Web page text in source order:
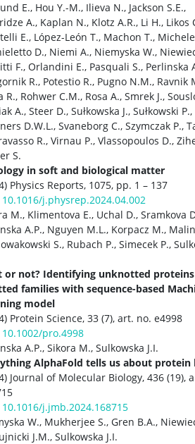
E., Hou Y.-M., Ilieva N., Jackson S.E.,
A., Kaplan N., Klotz A.R., Li H., Likos
E., López-León T., Machon T.,
D., Niemi A., Niemyska W.,
F., Orlandini E., Pasquali S., Perlinska
R., Potestio R., Pugno N.M., Ravnik
R., Rohwer C.M., Rosa A., Smrek J.,
A., Steer D., Sułkowska J., Sułkowski P.,
D.W.L., Svaneborg C., Szymczak P.,
R., Virnau P., Vlassopoulos D.,
S.
in soft and biological matter
Physics Reports, 1075, pp. 1 – 137
10.1016/j.physrep.2024.04.002
M., Klimentova E., Uchal D., Sramkova
A.P., Nguyen M.L., Korpacz M.,
S., Rubach P., Simecek P.,
or not? Identifying unknotted
families with sequence-based
model
Protein Science, 33 (7), art. no. e4998
10.1002/pro.4998
A.P., Sikora M., Sulkowska J.I.
AlphaFold tells us about protein
Journal of Molecular Biology, 436 (19),
10.1016/j.jmb.2024.168715
W., Mukherjee S., Gren B.A.,
J.M., Sulkowska J.I.